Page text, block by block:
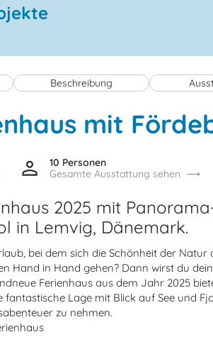
Beschreibung
mit
10 Personen
Gesamte Ausstattung sehen
2025 mit
in Lemvig, Dänemark.
bei dem sich die Schönheit der
Hand in Hand gehen? Dann wirst du
Ferienhaus aus dem Jahr 2025
Lage mit Blick auf See und
zu nehmen.